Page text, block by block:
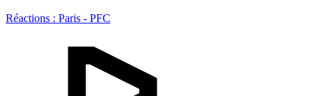
Réactions : Paris - PFC